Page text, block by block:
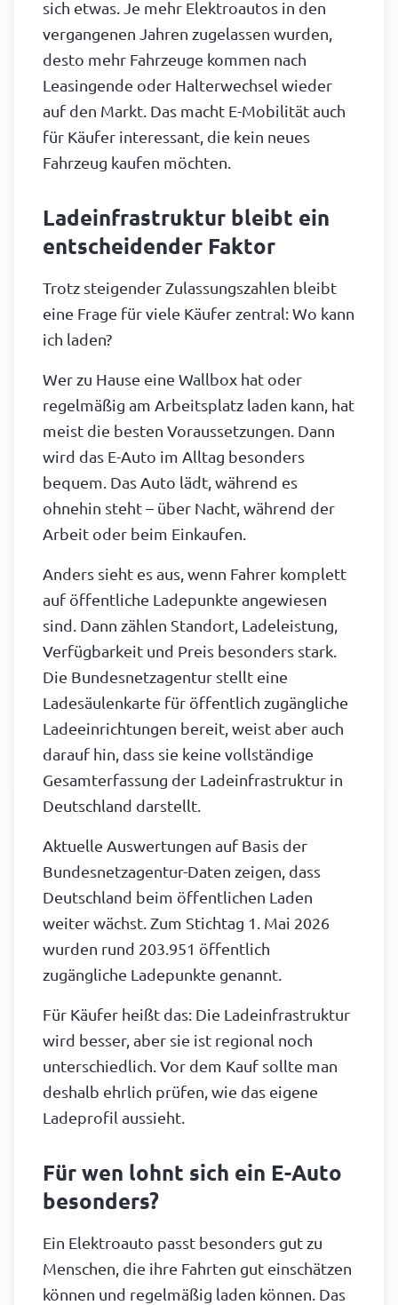
sich etwas. Je mehr Elektroautos in den
vergangenen Jahren zugelassen wurden,
desto mehr Fahrzeuge kommen nach
Leasingende oder Halterwechsel wieder
auf den Markt. Das macht E-Mobilität auch
für Käufer interessant, die kein neues
Fahrzeug kaufen möchten.
Ladeinfrastruktur bleibt ein
entscheidender Faktor
Trotz steigender Zulassungszahlen bleibt
eine Frage für viele Käufer zentral: Wo kann
ich laden?
Wer zu Hause eine Wallbox hat oder
regelmäßig am Arbeitsplatz laden kann, hat
meist die besten Voraussetzungen. Dann
wird das E-Auto im Alltag besonders
bequem. Das Auto lädt, während es
ohnehin steht – über Nacht, während der
Arbeit oder beim Einkaufen.
Anders sieht es aus, wenn Fahrer komplett
auf öffentliche Ladepunkte angewiesen
sind. Dann zählen Standort, Ladeleistung,
Verfügbarkeit und Preis besonders stark.
Die Bundesnetzagentur stellt eine
Ladesäulenkarte für öffentlich zugängliche
Ladeeinrichtungen bereit, weist aber auch
darauf hin, dass sie keine vollständige
Gesamterfassung der Ladeinfrastruktur in
Deutschland darstellt.
Aktuelle Auswertungen auf Basis der
Bundesnetzagentur-Daten zeigen, dass
Deutschland beim öffentlichen Laden
weiter wächst. Zum Stichtag 1. Mai 2026
wurden rund 203.951 öffentlich
zugängliche Ladepunkte genannt.
Für Käufer heißt das: Die Ladeinfrastruktur
wird besser, aber sie ist regional noch
unterschiedlich. Vor dem Kauf sollte man
deshalb ehrlich prüfen, wie das eigene
Ladeprofil aussieht.
Für wen lohnt sich ein E-Auto
besonders?
Ein Elektroauto passt besonders gut zu
Menschen, die ihre Fahrten gut einschätzen
können und regelmäßig laden können. Das